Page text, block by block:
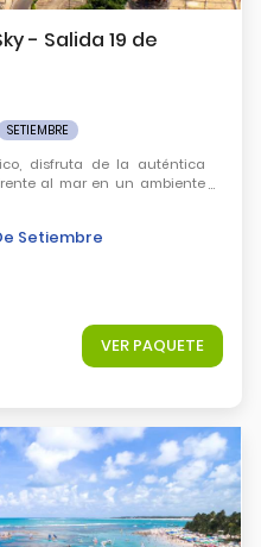
- Salida 19 de
SETIEMBRE
disfruta de la auténtica
al mar en un ambiente
Setiembre
VER PAQUETE